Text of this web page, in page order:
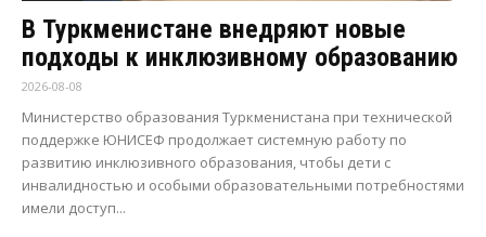
В Туркменистане внедряют новые
подходы к инклюзивному образованию
2026-08-08
Министерство образования Туркменистана при технической
поддержке ЮНИСЕФ продолжает системную работу по
развитию инклюзивного образования, чтобы дети с
инвалидностью и особыми образовательными потребностями
имели доступ...